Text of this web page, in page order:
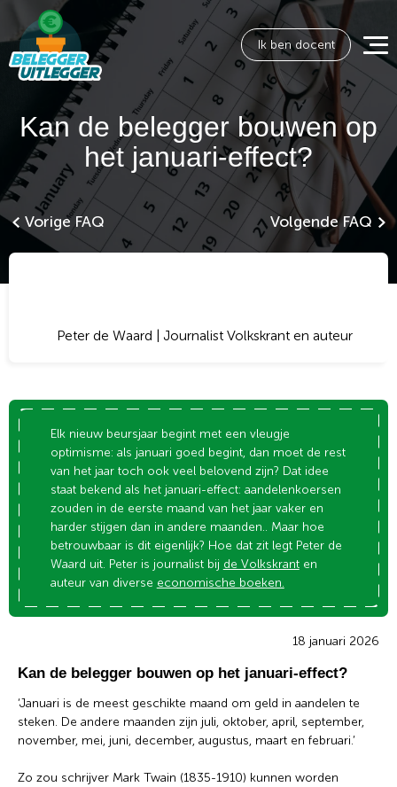
Ik ben docent
Kan de belegger bouwen op
het januari-effect?
Vorige FAQ Volgende FAQ
Peter de Waard | Journalist Volkskrant en auteur
Elk nieuw beursjaar begint met een vleugje
optimisme: als januari goed begint, dan moet de rest
van het jaar toch ook veel belovend zijn? Dat idee
staat bekend als het januari-effect: aandelenkoersen
zouden in de eerste maand van het jaar vaker en
harder stijgen dan in andere maanden.. Maar hoe
betrouwbaar is dit eigenlijk? Hoe dat zit legt Peter de
Waard uit. Peter is journalist bij de Volkskranten
auteur van diverse economische boeken.
18 januari 2026
Kan de belegger bouwen op het januari-effect?
‘Januari is de meest geschikte maand om geld in aandelen te
steken. De andere maanden zijn juli, oktober, april, september,
november, mei, juni, december, augustus, maart en februari.’
Zo zou schrijver Mark Twain (1835-1910) kunnen worden